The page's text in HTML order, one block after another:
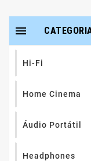

Hi-Fi
Home Cinema
Áudio Portátil
Headphones